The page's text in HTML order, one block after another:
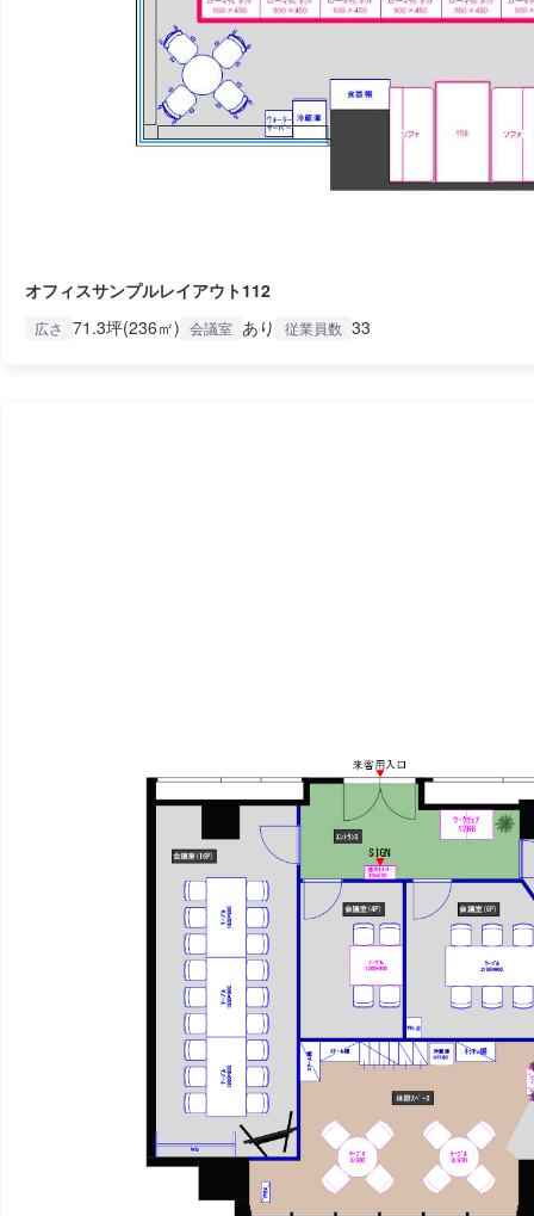
オフィスサンプルレイアウト112
広さ 71.3坪(236㎡) 会議室 あり 従業員数 33